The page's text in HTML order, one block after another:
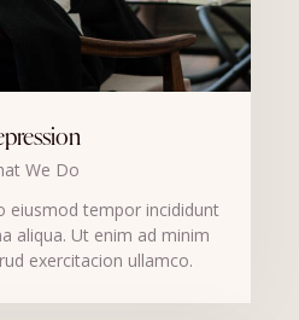
We Do
eiusmod tempor incididunt
aliqua. Ut enim ad minim
exercitacion ullamco.